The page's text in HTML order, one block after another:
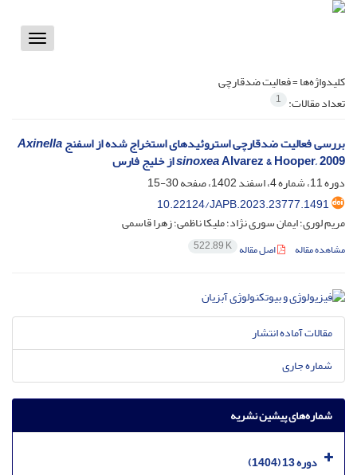
Toggle
کلیدواژه‌ها =فعالیت ضدقارچی
تعداد مقالات: 1
بررسی فعالیت ضدقارچی استروئیدهای استخراج شده از اسفنجAxinella
sinoxeaAlvarez & Hooper, 2009 از خلیج فارس
دوره 11، شماره 4، اسفند 1402، صفحه
30-15
10.22124/JAPB.2023.23777.1491
مریم لوری؛ ایمان سوری نژاد؛ ملیکا ناظمی؛ زهرا قاسمی
مشاهده مقاله اصل مقاله 522.89 K
مقالات آماده انتشار
شماره جاری
شماره‌های پیشین نشریه
دوره 13 (1404)